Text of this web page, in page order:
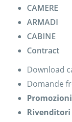
CAMERE
ARMADI
CABINE
Contract
Download
Domande
Promozioni
Rivenditori